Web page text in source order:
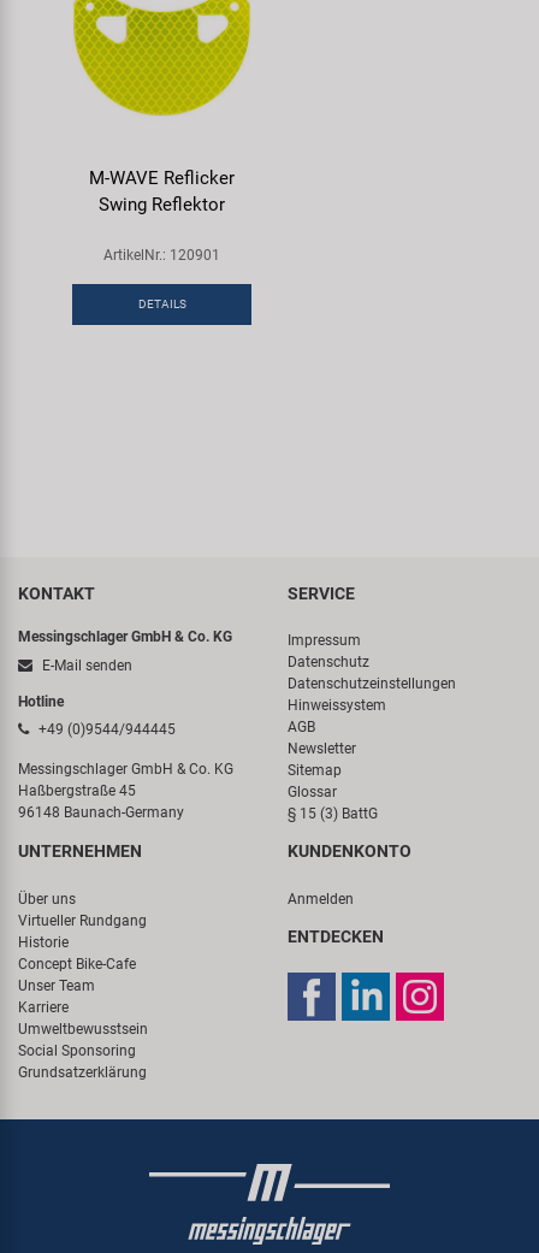
M-WAVE Reflicker
Swing Reflektor
ArtikelNr.: 120901
DETAILS
KONTAKT
Messingschlager GmbH & Co. KG
E-Mail senden
Hotline
+49 (0)9544/944445
Messingschlager GmbH & Co. KG
Haßbergstraße 45
96148 Baunach-Germany
SERVICE
Impressum
Datenschutz
Datenschutzeinstellungen
Hinweissystem
AGB
Newsletter
Sitemap
Glossar
§ 15 (3) BattG
UNTERNEHMEN
Über uns
Virtueller Rundgang
Historie
Concept Bike-Cafe
Unser Team
Karriere
Umweltbewusstsein
Social Sponsoring
Grundsatzerklärung
KUNDENKONTO
Anmelden
ENTDECKEN